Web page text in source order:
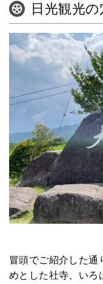
日光観光
冒頭でご紹介した通
めとした社寺、いろ